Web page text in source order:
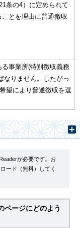
条の4）に定められて
とを理由に普通徴収
事業所(特別徴収義務
なりません。したがっ
望により普通徴収を選
が必要です。お
ード（無料）してく
ページにどのよう